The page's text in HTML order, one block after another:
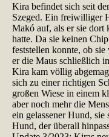
Kira befindet sich seit
Szeged. Ein freiwilliger
Makó auf, als er sie dort
hatte. Da sie keinen
feststellen konnte, ob
er die Maus schließlich
Kira kam völlig
sich zu einer richtigen
großen Wiese in einem
aber noch mehr die
ein gelassener Hund,
Hund, der überall